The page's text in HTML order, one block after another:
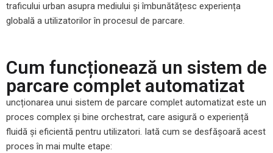
traficului urban asupra mediului și îmbunătățesc experiența
globală a utilizatorilor în procesul de parcare.
Cum funcționează un sistem de
parcare complet automatizat
uncționarea unui sistem de parcare complet automatizat este un
proces complex și bine orchestrat, care asigură o experiență
fluidă și eficientă pentru utilizatori. Iată cum se desfășoară acest
proces în mai multe etape: